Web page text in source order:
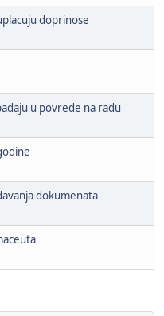
doprinose
u povrede na radu
dokumenata